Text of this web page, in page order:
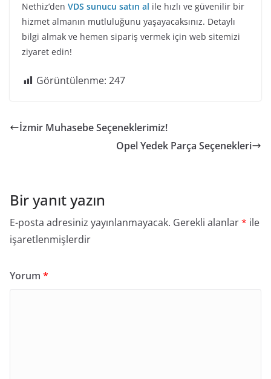
Nethiz’den VDS sunucu satın al ile hızlı ve güvenilir bir
hizmet almanın mutluluğunu yaşayacaksınız. Detaylı
bilgi almak ve hemen sipariş vermek için web sitemizi
ziyaret edin!
Görüntülenme: 247
İzmir Muhasebe Seçeneklerimiz!
Opel Yedek Parça Seçenekleri
Bir yanıt yazın
E-posta adresiniz yayınlanmayacak. Gerekli alanlar* ile
işaretlenmişlerdir
Yorum *